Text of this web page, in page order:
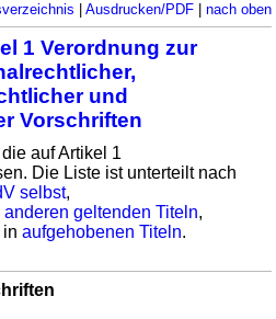
Ausdrucken/PDF| nach oben
1 Verordnung zur
und
Vorschriften
auf Artikel 1
Die Liste ist unterteilt nach
selbst,
anderen geltenden Titeln,
inaufgehobenen Titeln.